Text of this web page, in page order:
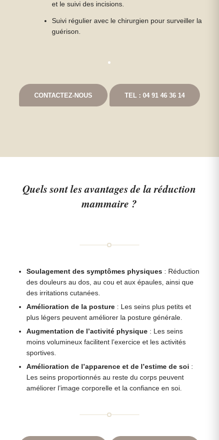
et le suivi des incisions.
Suivi régulier avec le chirurgien pour surveiller la
guérison.
CONTACTEZ-NOUS TEL : 04 91 46 36 14
Quels sont les avantages de la réduction
mammaire ?
Soulagement des symptômes physiques : Réduction
des douleurs au dos, au cou et aux épaules, ainsi que
des irritations cutanées.
Amélioration de la posture : Les seins plus petits et
plus légers peuvent améliorer la posture générale.
Augmentation de l’activité physique : Les seins
moins volumineux facilitent l’exercice et les activités
sportives.
Amélioration de l’apparence et de l’estime de soi :
Les seins proportionnés au reste du corps peuvent
améliorer l’image corporelle et la confiance en soi.